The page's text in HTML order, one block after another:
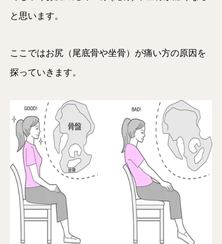
と思います。
ここではお尻（尾底骨や坐骨）が痛い方の原因を
探っていきます。